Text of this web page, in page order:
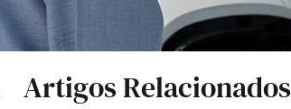
Artigos Relacionados